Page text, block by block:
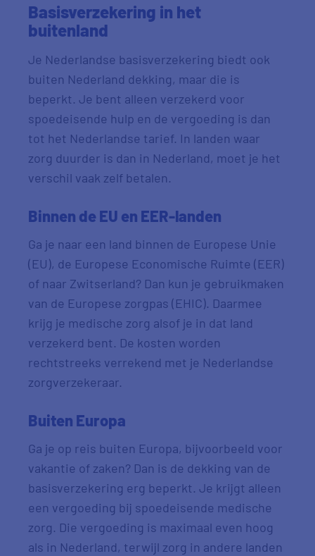
Basisverzekering in het
buitenland
Je Nederlandse basisverzekering biedt ook
buiten Nederland dekking, maar die is
beperkt. Je bent alleen verzekerd voor
spoedeisende hulp en de vergoeding is dan
tot het Nederlandse tarief. In landen waar
zorg duurder is dan in Nederland, moet je het
verschil vaak zelf betalen.
Binnen de EU en EER-landen
Ga je naar een land binnen de Europese Unie
(EU), de Europese Economische Ruimte (EER)
of naar Zwitserland? Dan kun je gebruikmaken
van de Europese zorgpas (EHIC). Daarmee
krijg je medische zorg alsof je in dat land
verzekerd bent. De kosten worden
rechtstreeks verrekend met je Nederlandse
zorgverzekeraar.
Buiten Europa
Ga je op reis buiten Europa, bijvoorbeeld voor
vakantie of zaken? Dan is de dekking van de
basisverzekering erg beperkt. Je krijgt alleen
een vergoeding bij spoedeisende medische
zorg. Die vergoeding is maximaal even hoog
als in Nederland, terwijl zorg in andere landen